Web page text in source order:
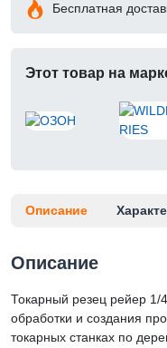
Бесплатная
Этот товар на
Описание
Описание
Токарный резец рейер 1/
обработки и создания
токарных станках по